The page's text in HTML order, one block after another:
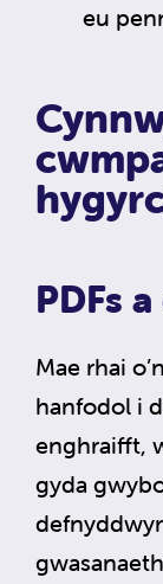
eu
PDFs
Mae rhai
hanfodol i
enghraifft,
gyda